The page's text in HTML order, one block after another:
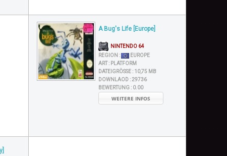
A Bug's Life [Europe]
NINTENDO 64
REGION :
EUROPE
ART : PLATFORM
DATEIGRÖSSE : 10,75 MB
DOWNLAOD :29736
BEWERTUNG : 0.00
WEITERE INFOS